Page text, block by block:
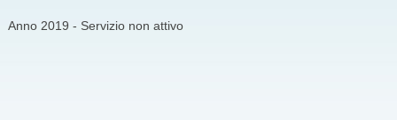
Anno 2019 - Servizio non attivo